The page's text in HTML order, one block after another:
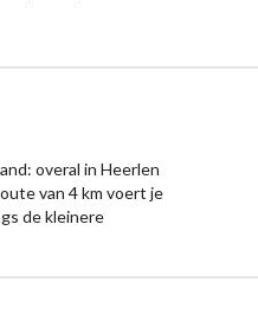
overal in Heerlen
van 4 km voert je
de kleinere